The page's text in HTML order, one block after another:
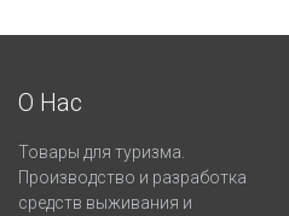
О Нас
Товары для туризма.
Производство и разработка
средств выживания и